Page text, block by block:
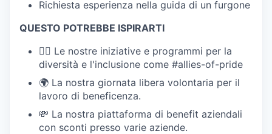
Richiesta esperienza nella guida di un furgone
QUESTO POTREBBE ISPIRARTI
🏳️‍🌈 Le nostre iniziative e programmi per la
diversità e l'inclusione come #allies-of-pride
🌍 La nostra giornata libera volontaria per il
lavoro di beneficenza.
💸 La nostra piattaforma di benefit aziendali
con sconti presso varie aziende.